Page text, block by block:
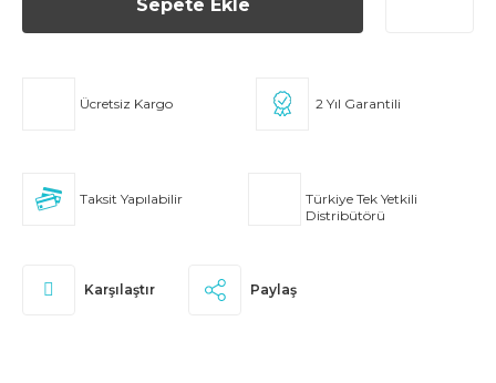
Sepete Ekle
Ücretsiz Kargo 2 Yıl Garantili
Taksit Yapılabilir
Türkiye Tek Yetkili
Distribütörü
Karşılaştır Paylaş